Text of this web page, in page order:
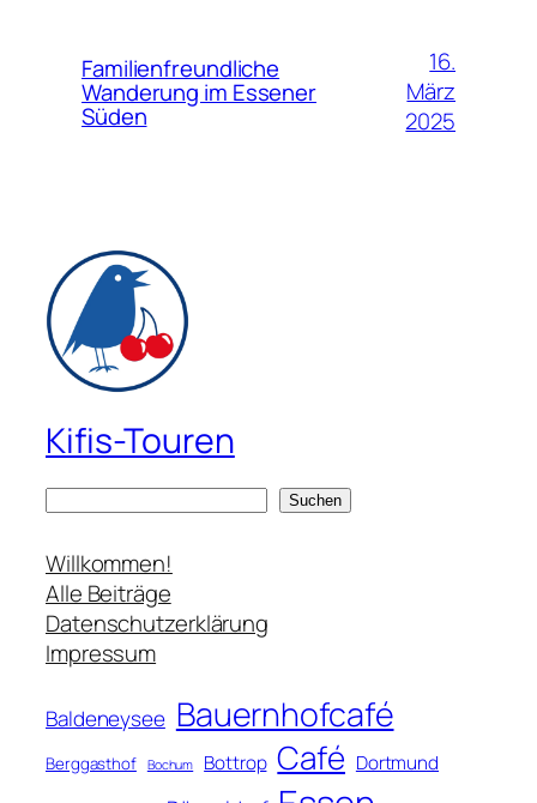
Familienfreundliche
Wanderung im Essener
Süden
16.
März
2025
Kifis-Touren
c
h
e
n
Suchen
Willkommen!
Alle Beiträge
Datenschutzerklärung
Impressum
Baldeneysee Bauernhofcafé
Berggasthof Bochum Bottrop Café Dortmund